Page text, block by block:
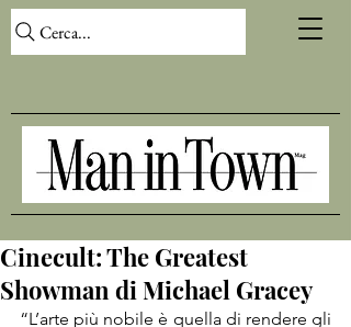
Cerca...
Cinecult: The Greatest
Showman di Michael Gracey
“L’arte più nobile è quella di rendere gli